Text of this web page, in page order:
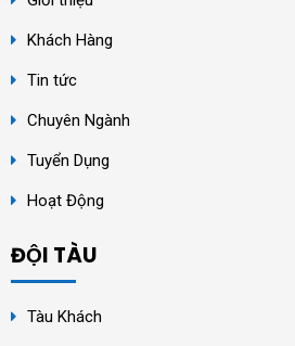
Khách Hàng
Tin tức
Chuyên Ngành
Tuyển Dụng
Hoạt Động
ĐỘI TÀU
Tàu Khách